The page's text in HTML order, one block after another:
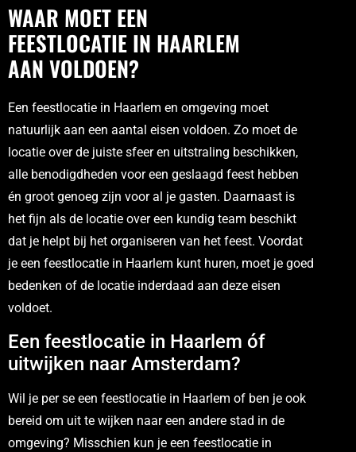
WAAR MOET EEN
FEESTLOCATIE IN HAARLEM
AAN VOLDOEN?
Een feestlocatie in Haarlem en omgeving moet
natuurlijk aan een aantal eisen voldoen. Zo moet de
locatie over de juiste sfeer en uitstraling beschikken,
alle benodigdheden voor een geslaagd feest hebben
én groot genoeg zijn voor al je gasten. Daarnaast is
het fijn als de locatie over een kundig team beschikt
dat je helpt bij het organiseren van het feest. Voordat
je een feestlocatie in Haarlem kunt huren, moet je goed
bedenken of de locatie inderdaad aan deze eisen
voldoet.
Een feestlocatie in Haarlem óf
uitwijken naar Amsterdam?
Wil je per se een feestlocatie in Haarlem of ben je ook
bereid om uit te wijken naar een andere stad in de
omgeving? Misschien kun je een feestlocatie in